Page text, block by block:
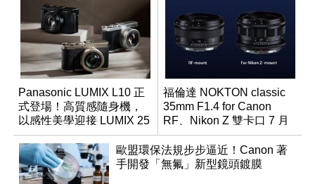
Panasonic LUMIX L10 正
式登場！高質感隨身機，
以感性美學迎接 LUMIX 25
週年
福倫達 NOKTON classic
35mm F1.4 for Canon
RF、Nikon Z 雙卡口 7 月
同步登台
歐盟環保法規步步逼近！Canon 著
手開發「無氟」新型鏡頭鍍膜